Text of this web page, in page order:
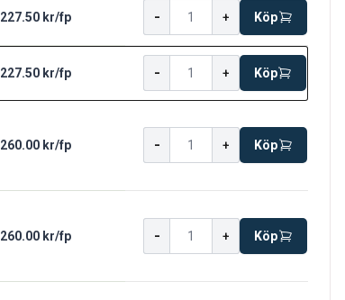
227.50 kr/fp - + Köp
227.50 kr/fp - + Köp
260.00 kr/fp - + Köp
260.00 kr/fp - + Köp